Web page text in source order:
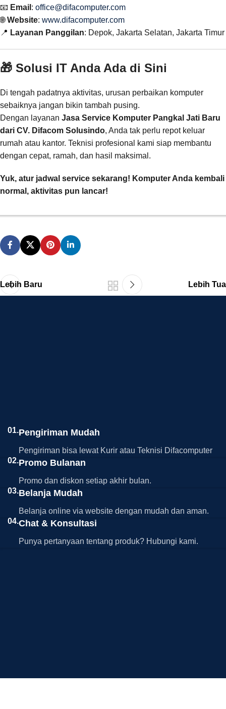
📧 Email : office@difacomputer.com
🌐Website: www.difacomputer.com
📍 Layanan Panggilan: Depok, Jakarta Selatan, Jakarta Timur
🎁 Solusi IT Anda Ada di Sini
Di tengah padatnya aktivitas, urusan perbaikan komputer
sebaiknya jangan bikin tambah pusing.
Dengan layanan Jasa Service Komputer Pangkal Jati Baru
dari CV. Difacom Solusindo, Anda tak perlu repot keluar
rumah atau kantor. Teknisi profesional kami siap membantu
dengan cepat, ramah, dan hasil maksimal.
Yuk, atur jadwal service sekarang! Komputer Anda kembali
normal, aktivitas pun lancar!
Lebih Baru Lebih Tua
01.Pengiriman Mudah
Pengiriman bisa lewat Kurir atau Teknisi Difacomputer
02.Promo Bulanan
Promo dan diskon setiap akhir bulan.
03.Belanja Mudah
Belanja online via website dengan mudah dan aman.
04.Chat & Konsultasi
Punya pertanyaan tentang produk? Hubungi kami.